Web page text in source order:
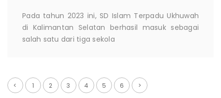
Pada tahun 2023 ini, SD Islam Terpadu Ukhuwah
di Kalimantan Selatan berhasil masuk sebagai
salah satu dari tiga sekola
< 1 2 3 4 5 6 >